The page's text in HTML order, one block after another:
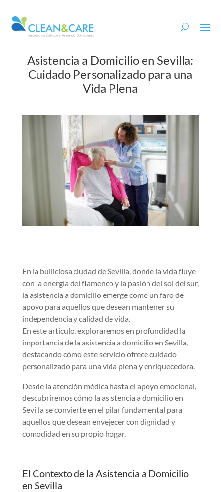
Asistencia a Domicilio en Sevilla:
Cuidado Personalizado para una
Vida Plena
En la bulliciosa ciudad de Sevilla, donde la vida fluye
con la energía del flamenco y la pasión del sol del sur,
la asistencia a domicilio emerge como un faro de
apoyo para aquellos que desean mantener su
independencia y calidad de vida.
En este artículo, exploraremos en profundidad la
importancia de la asistencia a domicilio en Sevilla,
destacando cómo este servicio ofrece cuidado
personalizado para una vida plena y enriquecedora.
Desde la atención médica hasta el apoyo emocional,
descubriremos cómo la asistencia a domicilio en
Sevilla se convierte en el pilar fundamental para
aquellos que desean envejecer con dignidad y
comodidad en su propio hogar.
El Contexto de la Asistencia a Domicilio
en Sevilla